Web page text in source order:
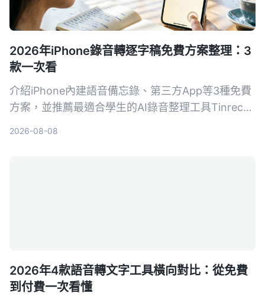
2026年iPhone錄音轉逐字稿免費方案整理：3
款一次看
介紹iPhone內建語音備忘錄、第三方App等3種免費
方案，並推薦最適合學生的AI錄音整理工具Tinrec，
2026-08-08
2026年4款語音轉文字工具橫向對比：從免費
到付費一次看懂